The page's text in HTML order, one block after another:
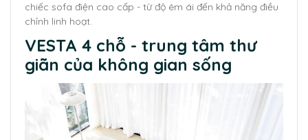
chiếc sofa điện cao cấp - từ độ êm ái đến khả năng điều
chỉnh linh hoạt.
VESTA 4 chỗ - trung tâm thư
giãn của không gian sống